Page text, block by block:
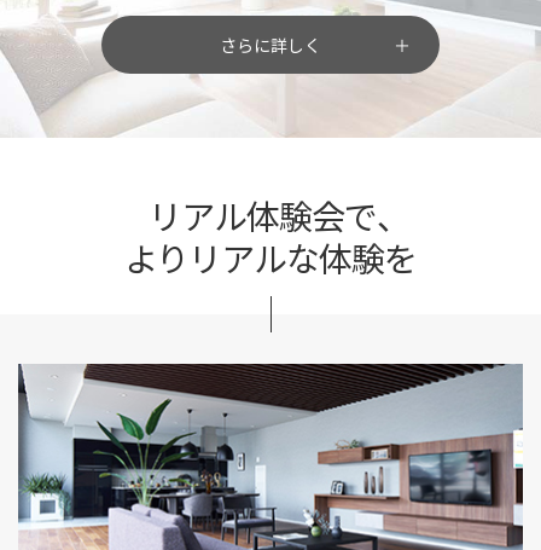
さらに詳しく
リアル体験会で、
よりリアルな体験を